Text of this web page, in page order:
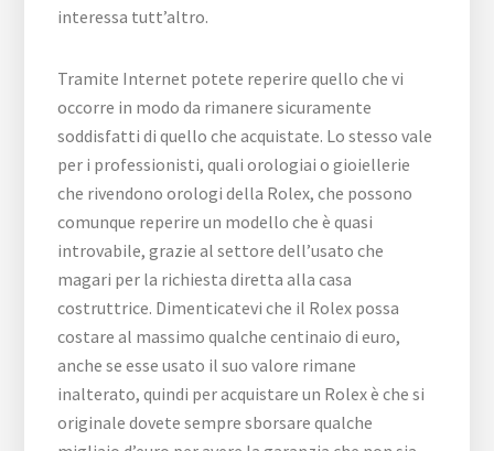
interessa tutt’altro.
Tramite Internet potete reperire quello che vi
occorre in modo da rimanere sicuramente
soddisfatti di quello che acquistate. Lo stesso vale
per i professionisti, quali orologiai o gioiellerie
che rivendono orologi della Rolex, che possono
comunque reperire un modello che è quasi
introvabile, grazie al settore dell’usato che
magari per la richiesta diretta alla casa
costruttrice. Dimenticatevi che il Rolex possa
costare al massimo qualche centinaio di euro,
anche se esse usato il suo valore rimane
inalterato, quindi per acquistare un Rolex è che si
originale dovete sempre sborsare qualche